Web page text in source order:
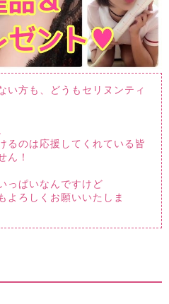
い方も、どうもセリヌンティ
るのは応援してくれている皆
ん！
っぱいなんですけど
よろしくお願いいたしま